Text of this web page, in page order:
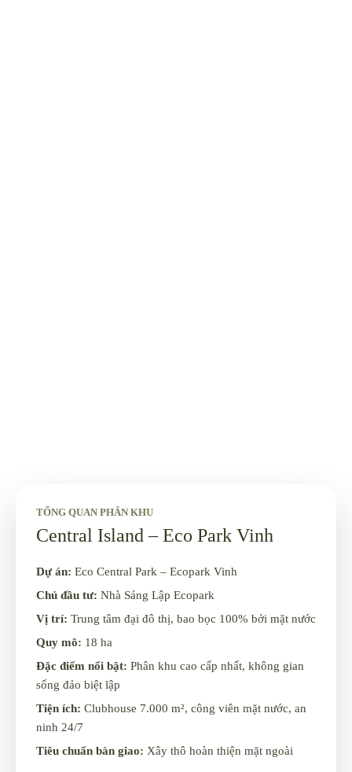
TỔNG QUAN PHÂN KHU
Central Island – Eco Park Vinh
Dự án: Eco Central Park – Ecopark Vinh
Chủ đầu tư: Nhà Sáng Lập Ecopark
Vị trí: Trung tâm đại đô thị, bao bọc 100% bởi mặt nước
Quy mô: 18 ha
Đặc điểm nổi bật: Phân khu cao cấp nhất, không gian
sống đảo biệt lập
Tiện ích: Clubhouse 7.000 m², công viên mặt nước, an
ninh 24/7
Tiêu chuẩn bàn giao: Xây thô hoàn thiện mặt ngoài